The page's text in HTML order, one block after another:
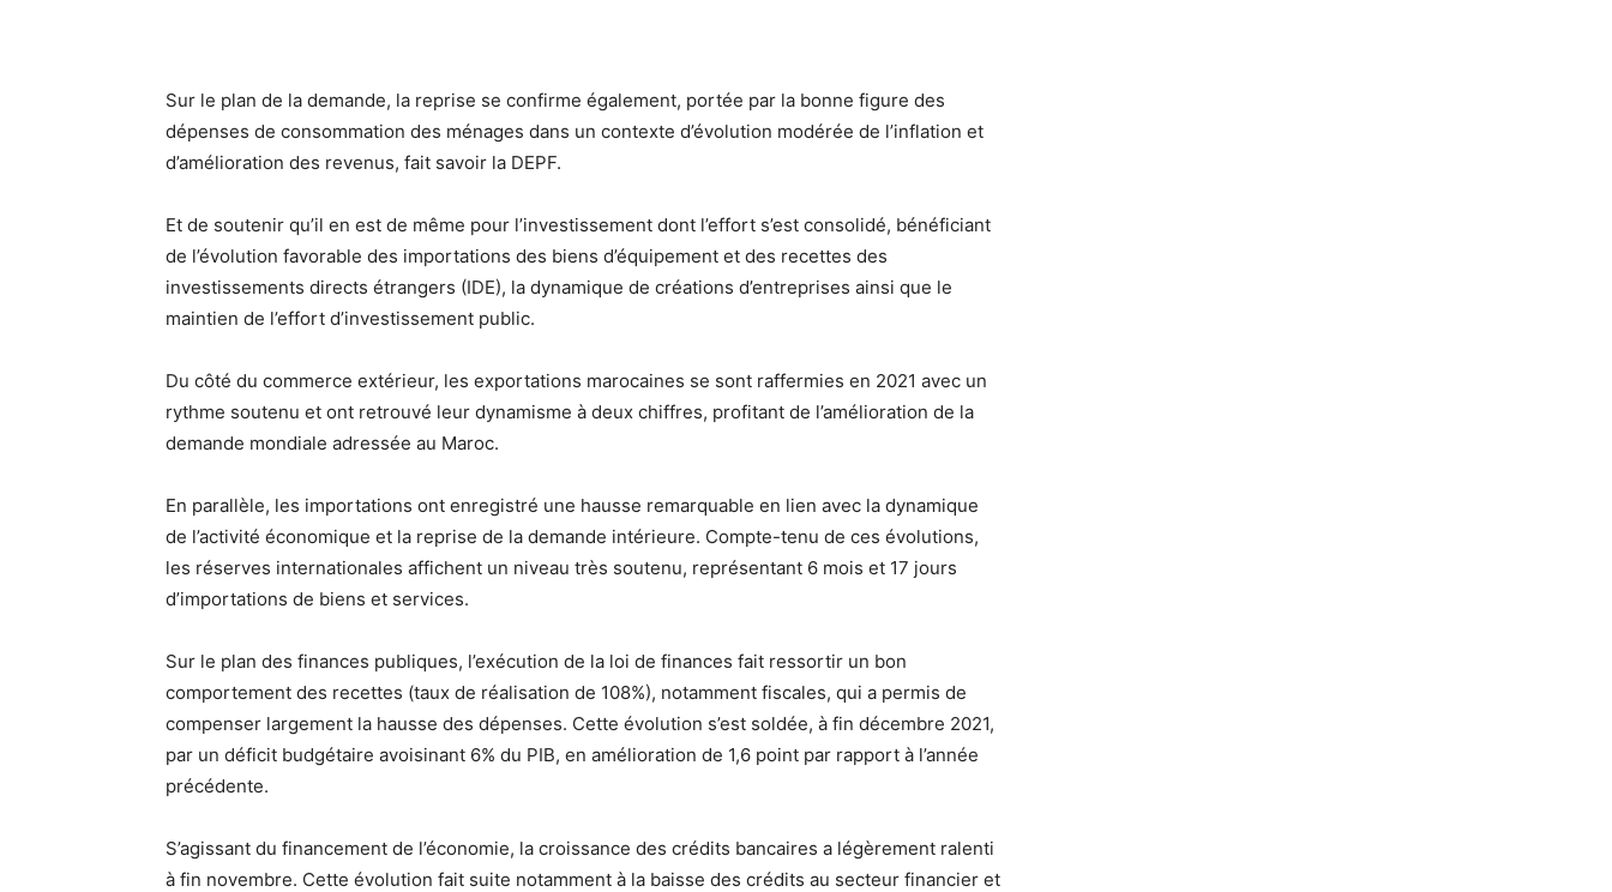
Sur le plan de la demande, la reprise se confirme également, portée par la bonne figure des
dépenses de consommation des ménages dans un contexte d’évolution modérée de l’inflation et
d’amélioration des revenus, fait savoir la DEPF.
Et de soutenir qu’il en est de même pour l’investissement dont l’effort s’est consolidé, bénéficiant
de l’évolution favorable des importations des biens d’équipement et des recettes des
investissements directs étrangers (IDE), la dynamique de créations d’entreprises ainsi que le
maintien de l’effort d’investissement public.
Du côté du commerce extérieur, les exportations marocaines se sont raffermies en 2021 avec un
rythme soutenu et ont retrouvé leur dynamisme à deux chiffres, profitant de l’amélioration de la
demande mondiale adressée au Maroc.
En parallèle, les importations ont enregistré une hausse remarquable en lien avec la dynamique
de l’activité économique et la reprise de la demande intérieure. Compte-tenu de ces évolutions,
les réserves internationales affichent un niveau très soutenu, représentant 6 mois et 17 jours
d’importations de biens et services.
Sur le plan des finances publiques, l’exécution de la loi de finances fait ressortir un bon
comportement des recettes (taux de réalisation de 108%), notamment fiscales, qui a permis de
compenser largement la hausse des dépenses. Cette évolution s’est soldée, à fin décembre 2021,
par un déficit budgétaire avoisinant 6% du PIB, en amélioration de 1,6 point par rapport à l’année
précédente.
S’agissant du financement de l’économie, la croissance des crédits bancaires a légèrement ralenti
à fin novembre. Cette évolution fait suite notamment à la baisse des crédits au secteur financier et